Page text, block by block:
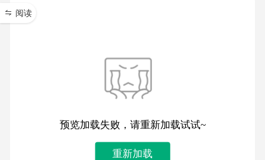
阅读
预览加载失败，请重新加载试试~
重新加载